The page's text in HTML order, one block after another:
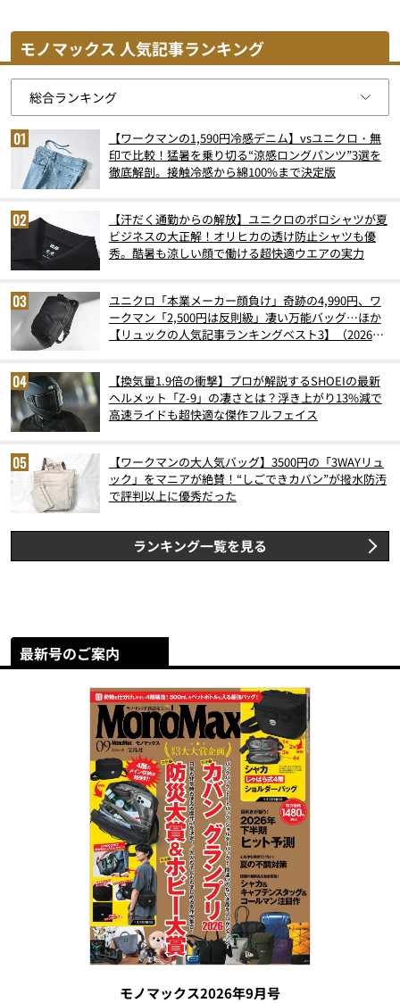
モノマックス 人気記事ランキング
【ワークマンの1,590円冷感デニム】vsユニクロ・無
印で比較！猛暑を乗り切る“涼感ロングパンツ”3選を
徹底解剖。接触冷感から綿100%まで決定版
【汗だく通勤からの解放】ユニクロのポロシャツが夏
ビジネスの大正解！オリヒカの透け防止シャツも優
秀。酷暑も涼しい顔で働ける超快適ウエアの実力
ユニクロ「本業メーカー顔負け」奇跡の4,990円、ワ
ークマン「2,500円は反則級」凄い万能バッグ…ほか
【リュックの人気記事ランキングベスト3】（2026年
【換気量1.9倍の衝撃】プロが解説するSHOEIの最新
ヘルメット「Z-9」の凄さとは？浮き上がり13%減で
高速ライドも超快適な傑作フルフェイス
【ワークマンの大人気バッグ】3500円の「3WAYリュ
ック」をマニアが絶賛！“しごできカバン”が撥水防汚
で評判以上に優秀だった
ランキング一覧を見る
最新号のご案内
モノマックス2026年9月号